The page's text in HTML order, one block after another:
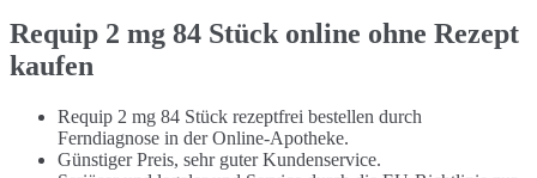
Requip 2 mg 84 Stück online ohne Rezept
kaufen
Requip 2 mg 84 Stück rezeptfrei bestellen durch
Ferndiagnose in der Online-Apotheke.
Günstiger Preis, sehr guter Kundenservice.